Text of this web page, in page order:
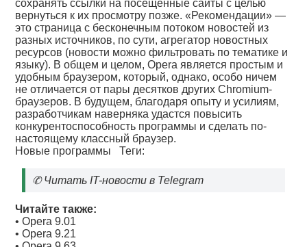
сохранять ссылки на посещенные сайты с целью
вернуться к их просмотру позже. «Рекомендации» —
это страница с бесконечным потоком новостей из
разных источников, по сути, агрегатор новостных
ресурсов (новости можно фильтровать по тематике и
языку). В общем и целом, Opera является простым и
удобным браузером, который, однако, особо ничем
не отличается от пары десятков других Chromium-
браузеров. В будущем, благодаря опыту и усилиям,
разработчикам наверняка удастся повысить
конкурентоспособность программы и сделать по-
настоящему классный браузер.
Новые программы Теги:
✆Читать IT-новости в Telegram
Читайте также:
•Opera 9.01
•Opera 9.21